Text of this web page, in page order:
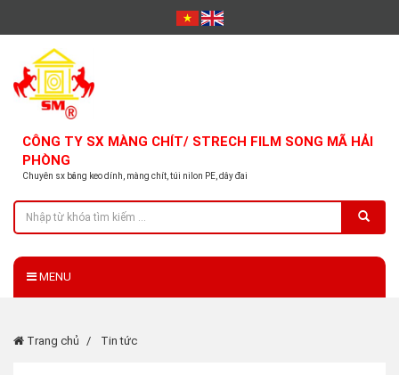
CÔNG TY SX MÀNG CHÍT/ STRECH FILM SONG MÃ HẢI
PHÒNG
Chuyên sx băng keo dính, màng chít, túi nilon PE, dây đai
MENU
Trang chủ Tin tức